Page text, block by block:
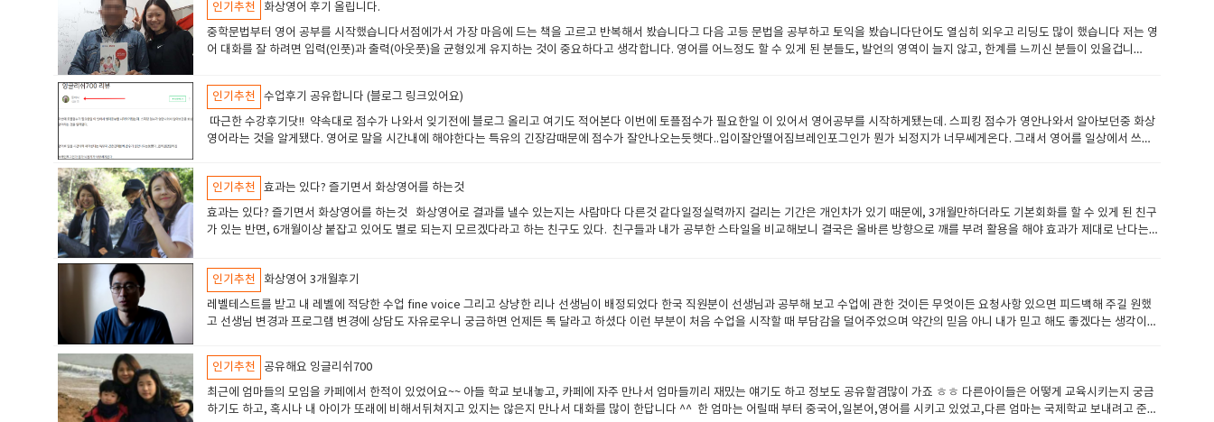
정도 넘어가면서 공부할때는 1.2.3권을 다해보는게 좋을것 같아서 전부 배워보자고했고 선생님과 꼼꼼하게 공부했어요 공부하다 보면 논픽션 부분을 다루기도 하는데요. 이때는 단어가 어려워지더라구
요. 그래서 아이가 못따라갈 수 있어서 선생님께서 수업에 신경을 많이 써주셨고 차분히 수업에 들어갔어요.아이가 뭔가 헤맨다 싶으면 선생님이 완급 조절을 해주시더라구요그에 따라 숙제도 내주고 보
충 자료로도 수업을 보조해 주셨어요. 선생님과 아이가 1:1로 수업을하니 선생님은 아이의 성향을 잘 알고 계셨고 수업방향을 조절하고 잘이끌어 주셨어요. 오프라인 학원에서 만약에 단체 수업을 했다면
몇주 정도 수강을 중단했었거든요선생님 하시는것도 봐왔고 제가 가르치는것도 할수 있겠다 싶어서 제가 집에서 지도를 했는데막상 해보니...에너지가 엄청나게 들고 제대로 수업한다는게 생각보다 너
무 힘들었어요.. 결국은.. 우리 아이가 엄마는 별로라고 (웃어야 할지 울어야할지 ㅋㅋ) 선생님이 보고 싶다고 졸라서 화상영어로 다시 돌아왔어요. 집에서 mp3 음원 파일 들으면서 진행시켜 볼수도 있지
만 선생님 수업과 느낌이 달라요.선생님이 사람 목소리를 내서 감정과 인토네이션을 넣어서 책을 읽어주고 아이랑 같이 발음하고 호흡맞추고 하는것이 더 좋은 느낌이 들었어요주고받는 언어인데 대화
속에서 리액션 해주고 웃고 표현하고 피드백해주고발음교정해주고 잘했다고 칭찬받고 그러니까 .. 아이가 잘 받아주고 더 좋아하는것 같아요. 결국은 아이가 좋다고 하니 계속 잉글리쉬700으로 공부하
이 노력해주셨어요오래 공부하다보니 아이가 알아서 챙겨서 공부하고 자립심과 자신감도 챙길수 있어서 좋은것 같아요. 추천합니다.
인기추천
화상영어 후기 올립니다.
​중학문법부터 영어 공부를 시작했습니다서점에가서 가장 마음에 드는 책을 고르고 반복해서 봤습니다그 다음 고등 문법을 공부하고 토익을 봤습니다단어도 열심히 외우고 리딩도 많이 했습니다 저는 영
어 대화를 잘 하려면 입력(인풋)과 출력(아웃풋)을 균형있게 유지하는 것이 중요하다고 생각합니다. 영어를 어느정도 할 수 있게 된 분들도, 발언의 영역이 늘지 않고, 한계를 느끼신 분들이 있을겁니
늘어나고, 표현의 폭이 넓어지기 때문에, 결과적으로 영어 회화 능력이 향상됩니다.입력을 게을리하면 같은 표현으로만 대화를 할 수 밖에 없습니다.영어 회화를 습득하기 위해서는 입력이 중요하다는 것
을 알았습니다.출력도 균형있게 함으로써 화상영어 학습의 효율이 좋아집니다. 저는 선생님께제가 좋아하는 테마를 말씀드렸고 그 분야 자료로 공부를 했습니다학습에서 '동기 부여'는 매우 중요하며, 그
중에서도 높은 동기 부여가 된 상태가 가장 학습에 적합하다는 것을 느꼈기 때문입니다. 수업전에 예습을 여러번 했었고 그 부분을 거의 외우듯이 말하고 교정을 받았습니다선생님께 말하면서 내가 발음
하지 못하는 부분을 알 수 있었습니다.영어로 말하면 자신의 서투른 부분, 이해할 수 없는 문법 등을 알게 됩니다처음에는 알아차릴 수 없었던 실수도 목소리로 내보내 보면서, 실수를 깨닫기 쉬워집니다.
부분을 챙겨주시니까 마음적으로도 든든했습니다나를 도와 주시는 분이 있으니 계속 공부할수 있었던것 같습니다.처음에는 수업을 빠지고 싶고 하기 싫을때가 있었는데 꾸준히 공부하는 루틴으로 정박
해 버리니 영어가 자연스럽게 삶이 되었습니다.아침에 일어나서 공부하고 짬짬히 반복해서 예습을 했고 선생님 만나서 정검하고 숙제를 했습니다.언어로 의사소통을 할 수 있고, 그리고 상대방의 공감을
얻고 말을 주고 받는것은 기분 좋은 일입니다. 그래서 오랫동안 수강을 한것 같습니다. 처음에는 이것이 관계 대명사고 주어 뒤에 동사가 와야한다..와 같이 문법을 확인하면서 의식적으로 영어를 공부할
수 있지만.. 공부를 여러번 반복하게되면 영어를 무의식적으로 사용할 수 있는 상태로 바뀌게 됩니다. 초보자~중급 레벨 일 때에는,영어로 듣고⇒한국어로 번역해서 이해하고⇒한국어로 답을 생각해서
려면 여러 번 계속해서 해보는 것 외에는 답은 없다고 생각합니다. 반복 훈련에서 능력이 강화됩니다.
인기추천
수업후기 공유합니다 (블로그 링크있어요)
​ 따근한 수강후기닷!! 약속대로 점수가 나와서 잊기전에 블로그 올리고 여기도 적어본다 이번에 토플점수가 필요한일 이 있어서 영어공부를 시작하게됐는데. 스피킹 점수가 영안나와서 알아보던중 화상
영어라는 것을 알게됐다. 영어로 말을 시간내에 해야한다는 특유의 긴장감때문에 점수가 잘안나오는듯햇다..입이잘안떨어짐브레인포그인가 뭔가 뇌정지가 너무쎄게온다. ​그래서 영어를 일상에서 쓰면
수업을 무료로 제공하길래 3군데 정도 가입을 하고 신청 함. 공짜니깐ㅋㅋ 그중에서 잉글리싀700이 젤괜찮은거 같아서 간단하게 수업을 신청하여 시작햇다. 가격이 부담이 안되서 좋았음.무엇보다 선
생님 발음이 젤 좋았다. 그리고 수업도 두명의 선생님과 해보았는데 다이엔선생님이 맘에 들어서 그분과 수업을 시작했다 수업준비도 미리해오시고 토플을 가르친 경력도 있으셔서 많이배웠다몰랐는
데 토플 스피킹은 인토네이션과 발음을 중요하게본다더라. 1대1수업이다보니 선생님이 내가원하는 방식으로 수업도 해주시고, 친구랑 말하듯이 계속 영어로 대화하니 영어 울렁증도 약간 고쳐진거 같
다. 원래는 스피킹에서 어버버 하다가 끝났으면 이젠 말할 껀덕지만 있으면 말 할수 있게 됐음. 대만족. 그리고 첨삭도 해주셔서 라이팅도 도움많아됐고. 선생님이 토플 모의고사도 준비해주셔서 도움 많
인기추천
효과는 있다? 즐기면서 화상영어를 하는것
효과는 있다? 즐기면서 화상영어를 하는것 화상영어로 결과를 낼수 있는지는 사람마다 다른것 같다일정실력까지 걸리는 기간은 개인차가 있기 때문에, 3개월만하더라도 기본회화를 할 수 있게 된 친구
가 있는 반면, 6개월이상 붙잡고 있어도 별로 되는지 모르겠다라고 하는 친구도 있다. 친구들과 내가 공부한 스타일을 비교해보니 결국은 올바른 방향으로 깨를 부려 활용을 해야 효과가 제대로 난다는것
았다.ㅁ0영어를 하다가 좌절감이 온 이유는...학습 시간을 확보하는것이 어려웠고영어를 하려는 목적이 명확하지 않았다.그리고 목표가없으니 목적에 맞는 수업을 받지 못했다.그래서 돈은 쓰고 있는데
내가 왜 이러고있나 좌절감이 왔다. 영어 공부를 시작하면 갑자기 학습 시간을 많이 가질려고 욕심을 내기 쉽다. 나도 처음에 마음을 먹고 하루 2시간씩 꼭 공부해야지~라고 계획을 잡았다.물론 결심하는
것은 좋은 일이지만, 생활 속에서 다른 일도 해야하는데 여유롭게 쓸수 있는 시간 범위가 아니면, 매일매일 2시간을 확보하기 어려웠다. 그러다가 공부를 하루 이틀 빠지게 되면.. 에라이 피곤하다 공부고
뭐고 모르겠다 라면서~ 통째로 포기해 버릴 가능성이 높다. 영어는 무엇보다도 꾸준히 하는것이 중요하기 때문에 중간에 그만두면 효과가 나오기 어렵다. 그래서 매일 30분 정도만이라도 시간을 잡고
유튜브를 보다가 갑자기 목표가 생겼다. 해외에서 몇달 살기 프로젝트를 해보고 싶었고 현지인과 대화를 해야 재밌겠다 싶어서 이쪽으로 목표를 잡았다. 일상회화를 가능한 자연스럽게 해서 현지인과 녹
아드는? 삶을 살아보고 싶었다. 그래서 일상회화가 입에서 자동으로 나올수 있게끔 선생님과 주고받고 매일매일 연습했다. 영어공부를 시험점수따기나 레벨상승이 목표가 아니고...대화매체로서 사용하
고 사람과 소통해야겠다는 구체적인 목표가 생기니까 기분이 좋았다. 해외로 가서 새로운 도전거리를 즐겨야 겠다는 생각을 하니 공부하는 시간이 즐거웠다. 공부라기 보다는 뭔가.. 새로운 친구를 만들
기 위한 프로젝트를 하는것 같았고 수업시간이 마치 이미 해외에 가있는 기분인냥 착각이 드는 느낌도 있었다 잉글리쉬700에서 화상영어를 하고 보니 지금은 나의 의견을 영어로 실컷 말할수 있게 되었
인기추천
화상영어 3개월후기
​레벨테스트를 받고 내 레벨에 적당한 수업 fine voice 그리고 상냥한 리나 선생님이 배정되었다 한국 직원분이 선생님과 공부해 보고 수업에 관한 것이든 무엇이든 요청사항 있으면 피드백해 주길 원했
고 선생님 변경과 프로그램 변경에 상담도 자유로우니 궁금하면 언제든 톡 달라고 하셨다 이런 부분이 처음 수업을 시작할 때 부담감을 덜어주었으며 약간의 믿음 아니 내가 믿고 해도 좋겠다는 생각이
콘텐츠 소개를 하고 마친 기억이 있다. 수업은 교재를 위주로 해서 예측이 가능하기에 예습도 가능하고 내일 무슨 말을 해야지 하면서 작문도 했다 잘 알아듣지 못하는 부분은 다시 물어보면 알아듣기 쉽
게 다르게 표현해 주었고 간한 한국 단어로 해주기도 하였다. 선생님이 친절하고 수업도 2분 정도 미리 준비하고 있는 모습이 나도 좀 더 열심히 공부해야겠다는 생각을 고취시켰다필리핀 선생님들은 게
로 나태하고 약속 안 지킨다는 말을 많이 들었는데잉글리시 700 선생님은 아주 근면했고 자기관리를 잘하는듯하였다 알고 보니 필리핀 유명 어학원에서 직영으로 운영하는 서비스다 보니 선생님 관리
나 프로그램 관리가 엄격하다는 것을알게 되었다. 내가 사정이 생겨 수업을 못할 경우는 홈페이지에서 연기 신청을 내가 스스로 할 수 있는 장치가 있고교재도 자체 교재라서 비용이 발생하지 않는 점이
인기추천
공유해요 잉글리쉬700
최근에 엄마들의 모임을 카페에서 한적이 있었어요~~ 아들 학교 보내놓고, 카페에 자주 만나서 엄마들끼리 재밌는 얘기도 하고 정보도 공유할겸많이 가죠 ㅎㅎ 다른아이들은 어떻게 교육시키는지 궁금
하기도 하고, 혹시나 내 아이가 또래에 비해서뒤쳐지고 있지는 않은지 만나서 대화를 많이 한답니다 ^^ 한 엄마는 어릴때 부터 중국어,일본어,영어를 시키고 있었고,다른 엄마는 국제학교 보내려고 준비